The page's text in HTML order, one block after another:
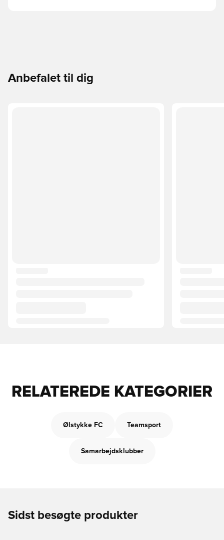
Anbefalet til dig
RELATEREDE KATEGORIER
Ølstykke FC Teamsport
Samarbejdsklubber
Sidst besøgte produkter